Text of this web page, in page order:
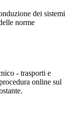
dei sistemi
norme
- trasporti e
online sul